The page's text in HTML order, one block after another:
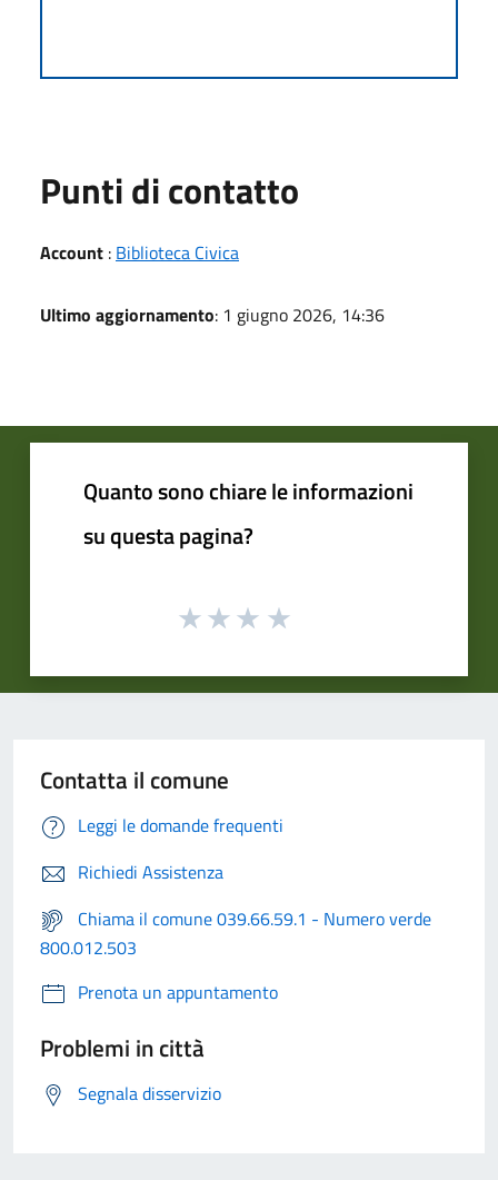
Punti di contatto
Account : Biblioteca Civica
Ultimo aggiornamento: 1 giugno 2026, 14:36
Quanto sono chiare le informazioni
su questa pagina?
Contatta il comune
Leggi le domande frequenti
Richiedi Assistenza
Chiama il comune 039.66.59.1 - Numero verde
800.012.503
Prenota un appuntamento
Problemi in città
Segnala disservizio